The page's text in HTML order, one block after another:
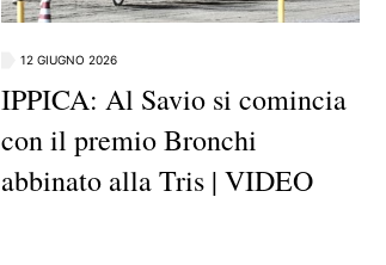
12 GIUGNO 2026
IPPICA: Al Savio si comincia
con il premio Bronchi
abbinato alla Tris | VIDEO